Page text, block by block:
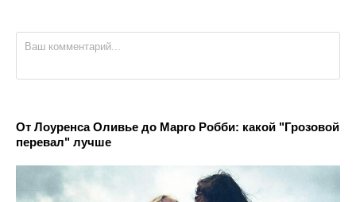
От Лоуренса Оливье до Марго Робби: какой "Грозовой
перевал" лучше